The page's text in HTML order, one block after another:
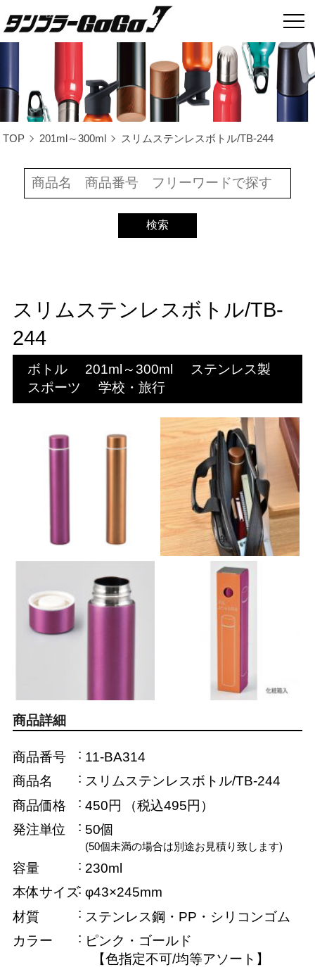
TOP 201ml～300ml スリムステンレスボトル/TB-244
スリムステンレスボトル/TB-
244
ボトル 201ml～300ml
ステンレス製
スポーツ
学校・旅行
商品詳細
商品番号
11-BA314
商品名
スリムステンレスボトル/TB-244
商品価格
450円
（税込495円）
発注単位
50個
(50個未満の場合は別途お見積り致します)
容量
230ml
本体サイズ φ43×245mm
材質
ステンレス鋼・PP・シリコンゴム
カラー
ピンク・ゴールド
【色指定不可/均等アソート】